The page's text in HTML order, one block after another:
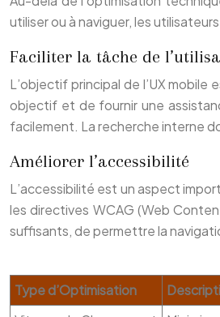
utiliser ou à naviguer, les
Faciliter la tâche de
L’objectif principal de l’UX
objectif et de fournir une
facilement. La recherche interne
Améliorer l’accessibilité
L’accessibilité est un aspect
les directives WCAG (Web
suffisants, de permettre la
Type d’Optimisation